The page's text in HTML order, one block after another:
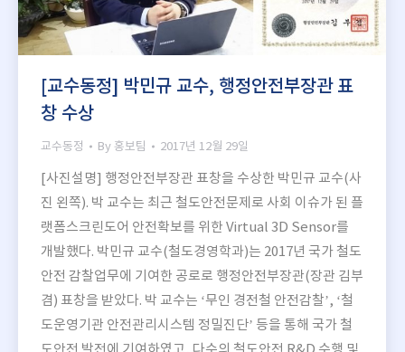
[교수동정] 박민규 교수, 행정안전부장관 표
창 수상
교수동정 By 홍보팀 2017년 12월 29일
[사진설명] 행정안전부장관 표창을 수상한 박민규 교수(사
진 왼쪽). 박 교수는 최근 철도안전문제로 사회 이슈가 된 플
랫폼스크린도어 안전확보를 위한 Virtual 3D Sensor를
개발했다. 박민규 교수(철도경영학과)는 2017년 국가 철도
안전 감찰업무에 기여한 공로로 행정안전부장관(장관 김부
겸) 표창을 받았다. 박 교수는 ‘무인 경전철 안전감찰’, ‘철
도운영기관 안전관리시스템 정밀진단’ 등을 통해 국가 철